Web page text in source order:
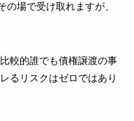
場で受け取れますが、
較的誰でも債権譲渡の事
るリスクはゼロではあり